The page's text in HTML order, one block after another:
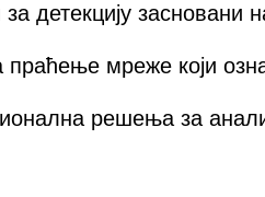
детекцију засновани
праћење мреже који
решења за